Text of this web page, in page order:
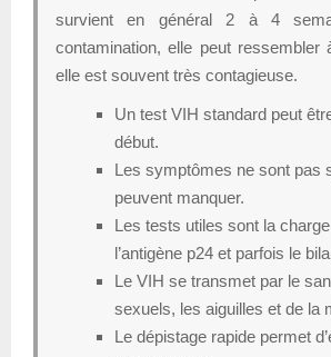
survient en général 2 à 4
contamination, elle peut ressembler
elle est souvent très contagieuse.
Un test VIH standard peut
début.
Les symptômes ne sont pas
peuvent manquer.
Les tests utiles sont la
l’antigène p24 et parfois le
Le VIH se transmet par le
sexuels, les aiguilles et de la
Le dépistage rapide permet